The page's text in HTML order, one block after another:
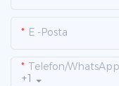
E -posta
+1
Telefon/WhatsApp